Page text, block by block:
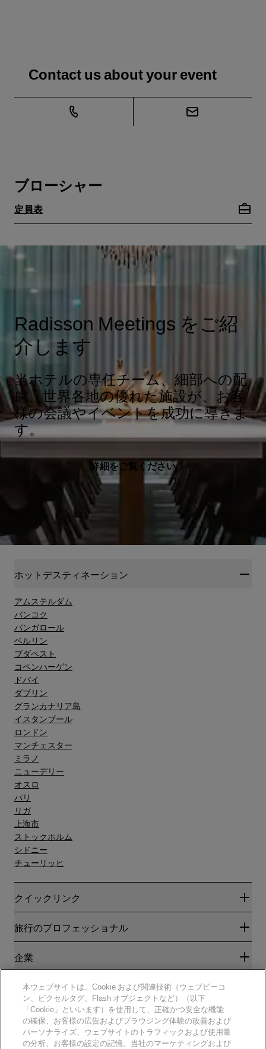
Contact us about your event
ブローシャー
定員表
Radisson Meetings をご紹
介します
当ホテルの専任チーム、細部への配
慮、世界各地の優れた施設が、お客
様の会議やイベントを成功に導きま
す。
詳細をご覧ください
ホットデスティネーション
アムステルダム
バンコク
バンガロール
ベルリン
ブダペスト
コペンハーゲン
ドバイ
ダブリン
グランカナリア島"
イスタンブール
ロンドン
マンチェスター
ミラノ
ニューデリー
オスロ
パリ
リガ
上海市
ストックホルム
シドニー
チューリッヒ
クイックリンク
Radisson Rewards
ブログ
目的地
ラディソンホテルアプリ
スポーツ認定ホテル
ファミリーフレンドリーホテル
健康と安全
旅行のプロフェッショナル
パートナー
旅行代理店
企業
Radisson Hotel Group
メディア
キャリアRHG
採用情報PPHE
採用情報EHL
法務
プライバシー通知
法的通知
Radisson Rewardsの利用規約
ヘルプ
消費者アラート
本ウェブサイトは、Cookie および関連技術（ウェブビーコ
ン、ピクセルタグ、Flash オブジェクトなど）（以下
「Cookie」といいます）を使用して、正確かつ安全な機能
の確保、お客様の広告およびブラウジング体験の改善および
パーソナライズ、ウェブサイトのトラフィックおよび使用量
の分析、お客様の設定の記憶、当社のマーケティングおよび